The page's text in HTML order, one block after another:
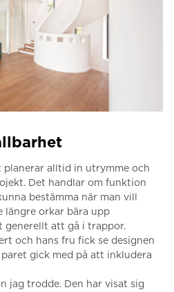
planerar alltid in utrymme och
Det handlar om funktion
bestämma när man vill
orkar bära upp
generellt att gå i trappor.
och hans fru fick se designen
paret gick med på att inkludera
jag trodde. Den har visat sig